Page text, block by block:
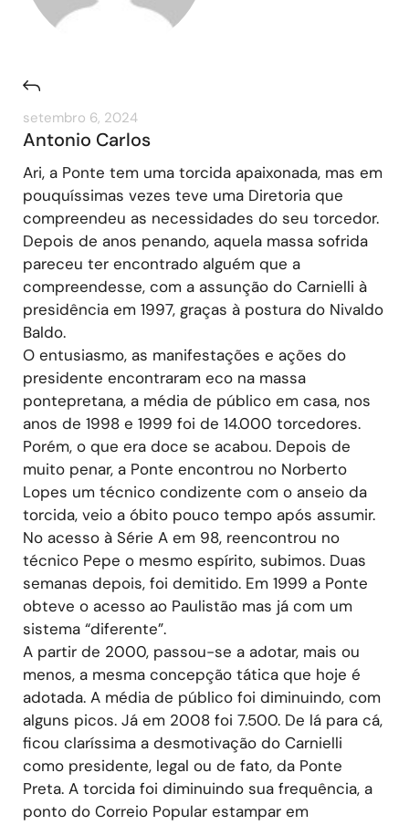
setembro 6, 2024
Antonio Carlos
Ari, a Ponte tem uma torcida apaixonada, mas em
pouquíssimas vezes teve uma Diretoria que
compreendeu as necessidades do seu torcedor.
Depois de anos penando, aquela massa sofrida
pareceu ter encontrado alguém que a
compreendesse, com a assunção do Carnielli à
presidência em 1997, graças à postura do Nivaldo
Baldo.
O entusiasmo, as manifestações e ações do
presidente encontraram eco na massa
pontepretana, a média de público em casa, nos
anos de 1998 e 1999 foi de 14.000 torcedores.
Porém, o que era doce se acabou. Depois de
muito penar, a Ponte encontrou no Norberto
Lopes um técnico condizente com o anseio da
torcida, veio a óbito pouco tempo após assumir.
No acesso à Série A em 98, reencontrou no
técnico Pepe o mesmo espírito, subimos. Duas
semanas depois, foi demitido. Em 1999 a Ponte
obteve o acesso ao Paulistão mas já com um
sistema “diferente”.
A partir de 2000, passou-se a adotar, mais ou
menos, a mesma concepção tática que hoje é
adotada. A média de público foi diminuindo, com
alguns picos. Já em 2008 foi 7.500. De lá para cá,
ficou claríssima a desmotivação do Carnielli
como presidente, legal ou de fato, da Ponte
Preta. A torcida foi diminuindo sua frequência, a
ponto do Correio Popular estampar em